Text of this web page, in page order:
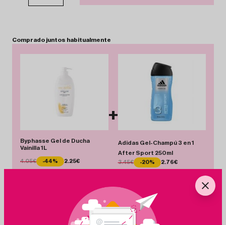
Comprado juntos habitualmente
Byphasse Gel de Ducha
Vainilla 1L
4.05€ -44% 2.25€
+
Adidas Gel-Champú 3 en 1
After Sport 250ml
3.45€ -20% 2.76€
Total 5.01 € Añadir Pack